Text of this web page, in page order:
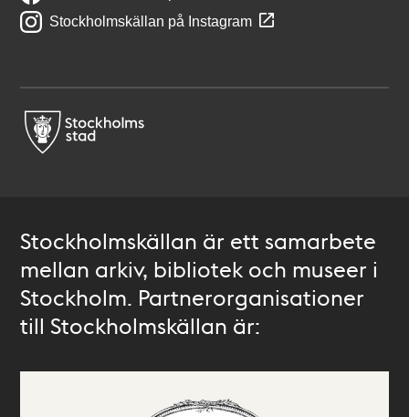
Stockholmskällan på Instagram
Stockholmskällan är ett samarbete
mellan arkiv, bibliotek och museer i
Stockholm. Partnerorganisationer
till Stockholmskällan är: